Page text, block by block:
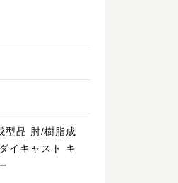
型品 肘/樹脂成
イキャスト キ